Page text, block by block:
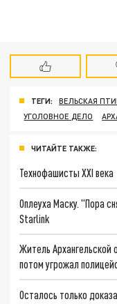
ТЕГИ: ВЕЛЬСКАЯ
УГОЛОВНОЕ ДЕЛО
ЧИТАЙТЕ ТАКЖЕ:
Технофашисты XXI века
Оплеуха Маску. "Пора
Starlink
Житель Архангельской
потом угрожал
Осталось только